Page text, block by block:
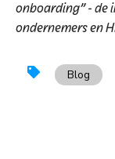
onboarding” - de
ondernemers en
Blog